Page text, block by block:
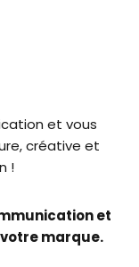
et vous
créative et
!
et
marque.